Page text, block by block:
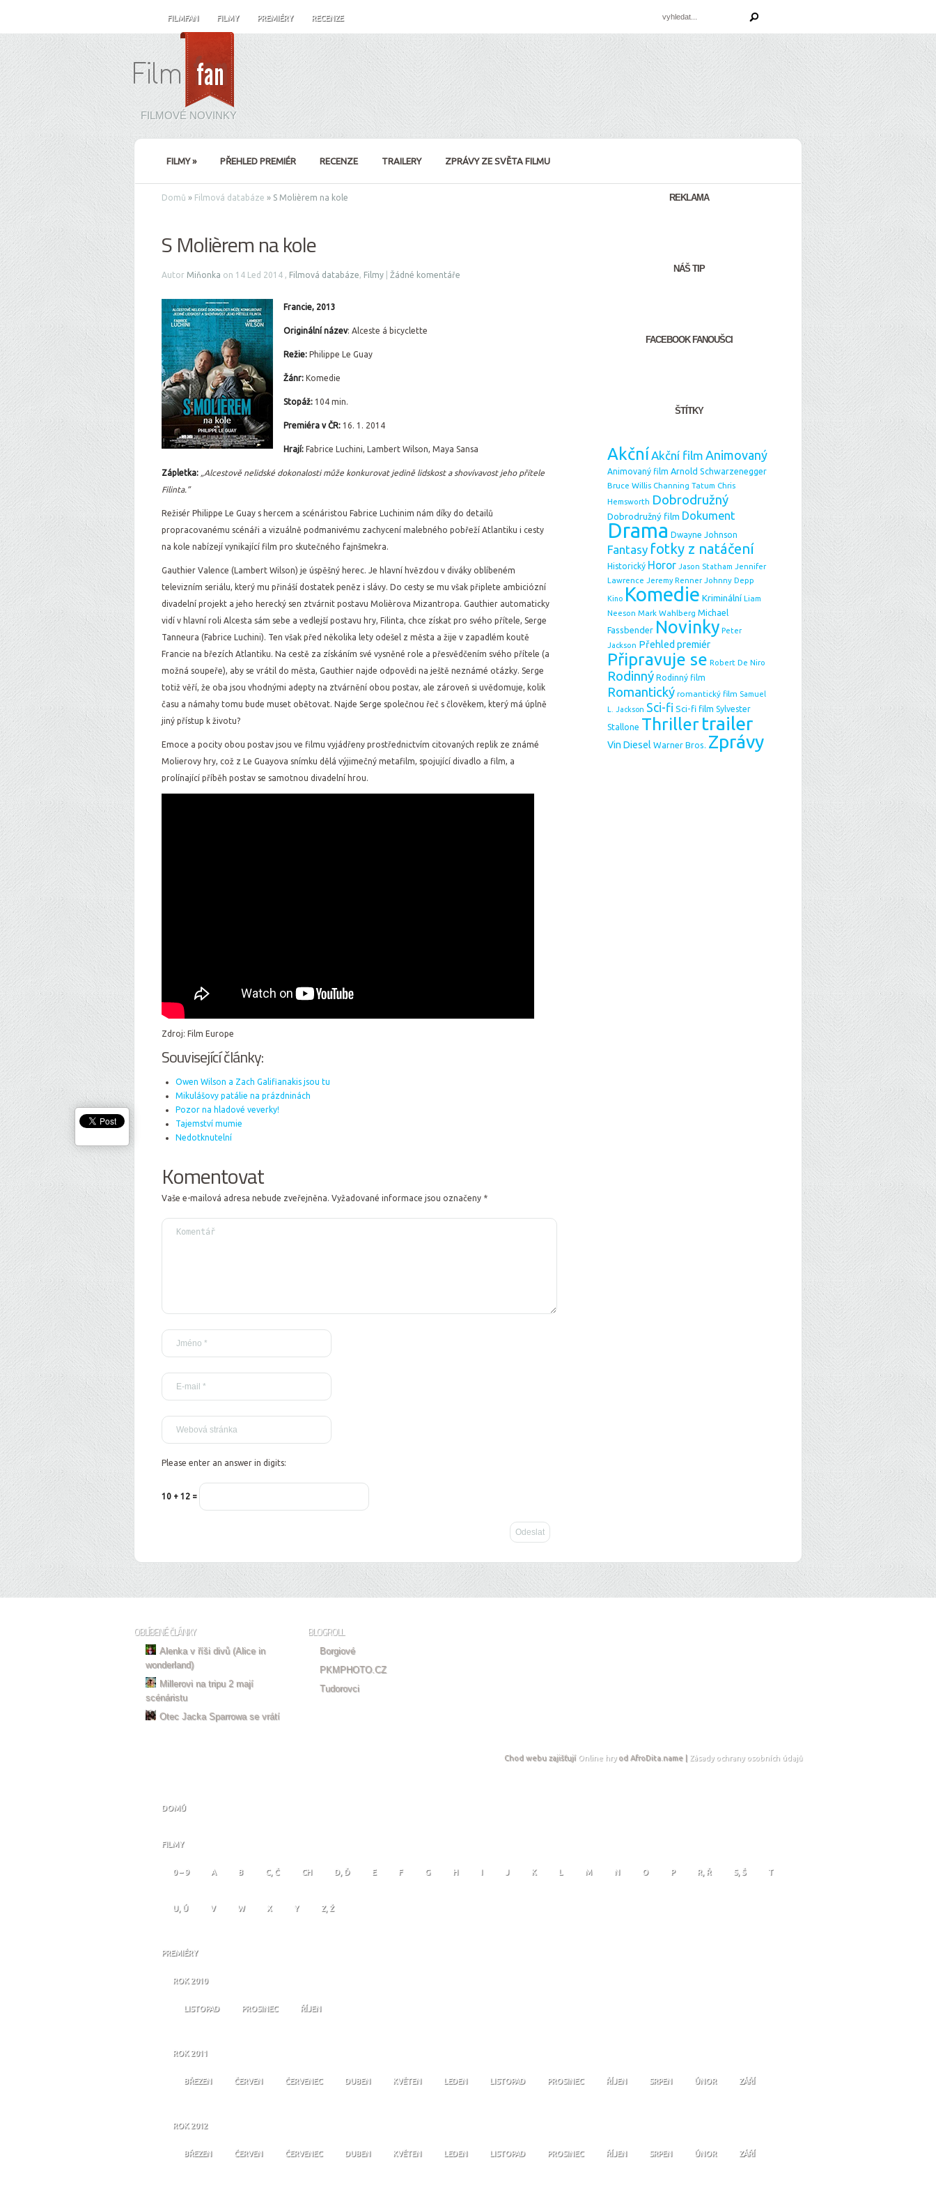
FILMFAN FILMY PREMIÉRY RECENZE
FILMOVÉ NOVINKY
FILMY» PŘEHLED PREMIÉR RECENZE TRAILERY ZPRÁVY ZE SVĚTA FILMU
Domů » Filmová databáze » S Molièrem na kole
S Molièrem na kole
Autor Miňonka on 14 Led 2014 , Filmová databáze, Filmy Žádné komentáře
Francie, 2013
Originální název: Alceste á bicyclette
Režie: Philippe Le Guay
Žánr: Komedie
Stopáž: 104 min.
Premiéra v ČR: 16. 1. 2014
Hrají: Fabrice Luchini, Lambert Wilson, Maya Sansa
Zápletka: „Alcestově nelidské dokonalosti může konkurovat jedině lidskost a shovívavost jeho přítele
Filinta.”
Režisér Philippe Le Guay s hercem a scénáristou Fabrice Luchinim nám díky do detailů
propracovanému scénáři a vizuálně podmanivému zachycení malebného pobřeží Atlantiku i cesty
na kole nabízejí vynikající film pro skutečného fajnšmekra.
Gauthier Valence (Lambert Wilson) je úspěšný herec. Je hlavní hvězdou v diváky oblíbeném
televizním seriálu, který mu přináší dostatek peněz i slávy. Do cesty se mu však připlete ambiciózní
divadelní projekt a jeho herecký sen ztvárnit postavu Molièrova Mizantropa. Gauthier automaticky
vidí v hlavní roli Alcesta sám sebe a vedlejší postavu hry, Filinta, chce získat pro svého přítele, Serge
Tanneura (Fabrice Luchini). Ten však před několika lety odešel z města a žije v zapadlém koutě
Francie na březích Atlantiku. Na cestě za získáním své vysněné role a přesvědčením svého přítele (a
možná soupeře), aby se vrátil do města, Gauthier najde odpovědi na ještě neznámé otázky. Serge
totiž věří, že oba jsou vhodnými adepty na ztvárnění obou postav, ale zároveň si uvědomuje, kolik
času a námahy tomu bude muset obětovat. Najde Serge společnou řeč s člověkem, který má úplně
jiný přístup k životu?
Emoce a pocity obou postav jsou ve filmu vyjádřeny prostřednictvím citovaných replik ze známé
Molierovy hry, což z Le Guayova snímku dělá výjimečný metafilm, spojující divadlo a film, a
prolínající příběh postav se samotnou divadelní hrou.
Zdroj: Film Europe
Související články:
Owen Wilson a Zach Galifianakis jsou tu
Mikulášovy patálie na prázdninách
Pozor na hladové veverky!
Tajemství mumie
Nedotknutelní
Komentovat
Vaše e-mailová adresa nebude zveřejněna. Vyžadované informace jsou označeny *
Please enter an answer in digits:
10 + 12 =
REKLAMA
NÁŠ TIP
FACEBOOK FANOUŠCI
ŠTÍTKY
AkčníAkční film Animovaný
Animovaný film Arnold Schwarzenegger
Bruce Willis Channing Tatum Chris
Hemsworth Dobrodružný
Dobrodružný film Dokument
Drama Dwayne Johnson
Fantasy fotky z natáčení
Historický Horor Jason Statham Jennifer
Lawrence Jeremy Renner Johnny Depp
Kino Komedie Kriminální Liam
Neeson Mark Wahlberg Michael
Fassbender Novinky Peter
Jackson Přehled premiér
Připravuje se Robert De Niro
Rodinný Rodinný film
Romantický romantický film Samuel
L. Jackson Sci-fi Sci-fi film Sylvester
Stallone Thrillertrailer
Vin Diesel Warner Bros. Zprávy
OBLÍBENÉ ČLÁNKY
Alenka v říši divů (Alice in
wonderland)
Millerovi na tripu 2 mají
scénáristu
Otec Jacka Sparrowa se vrátí
BLOGROLL
Borgiové
PKMPHOTO.CZ
Tudorovci
Chod webu zajišťují Online hryod AfroDita.name | Zásady ochrany osobních údajů
DOMŮ
FILMY
0 – 9 A B C, Č CH D, Ď E F G H I J K L M N O P R, Ř S, Š T
U, Ú V W X Y Z, Ž
PREMIÉRY
ROK 2010
LISTOPAD PROSINEC ŘÍJEN
ROK 2011
BŘEZEN ČERVEN ČERVENEC DUBEN KVĚTEN LEDEN LISTOPAD PROSINEC ŘÍJEN SRPEN ÚNOR ZÁŘÍ
ROK 2012
BŘEZEN ČERVEN ČERVENEC DUBEN KVĚTEN LEDEN LISTOPAD PROSINEC ŘÍJEN SRPEN ÚNOR ZÁŘÍ